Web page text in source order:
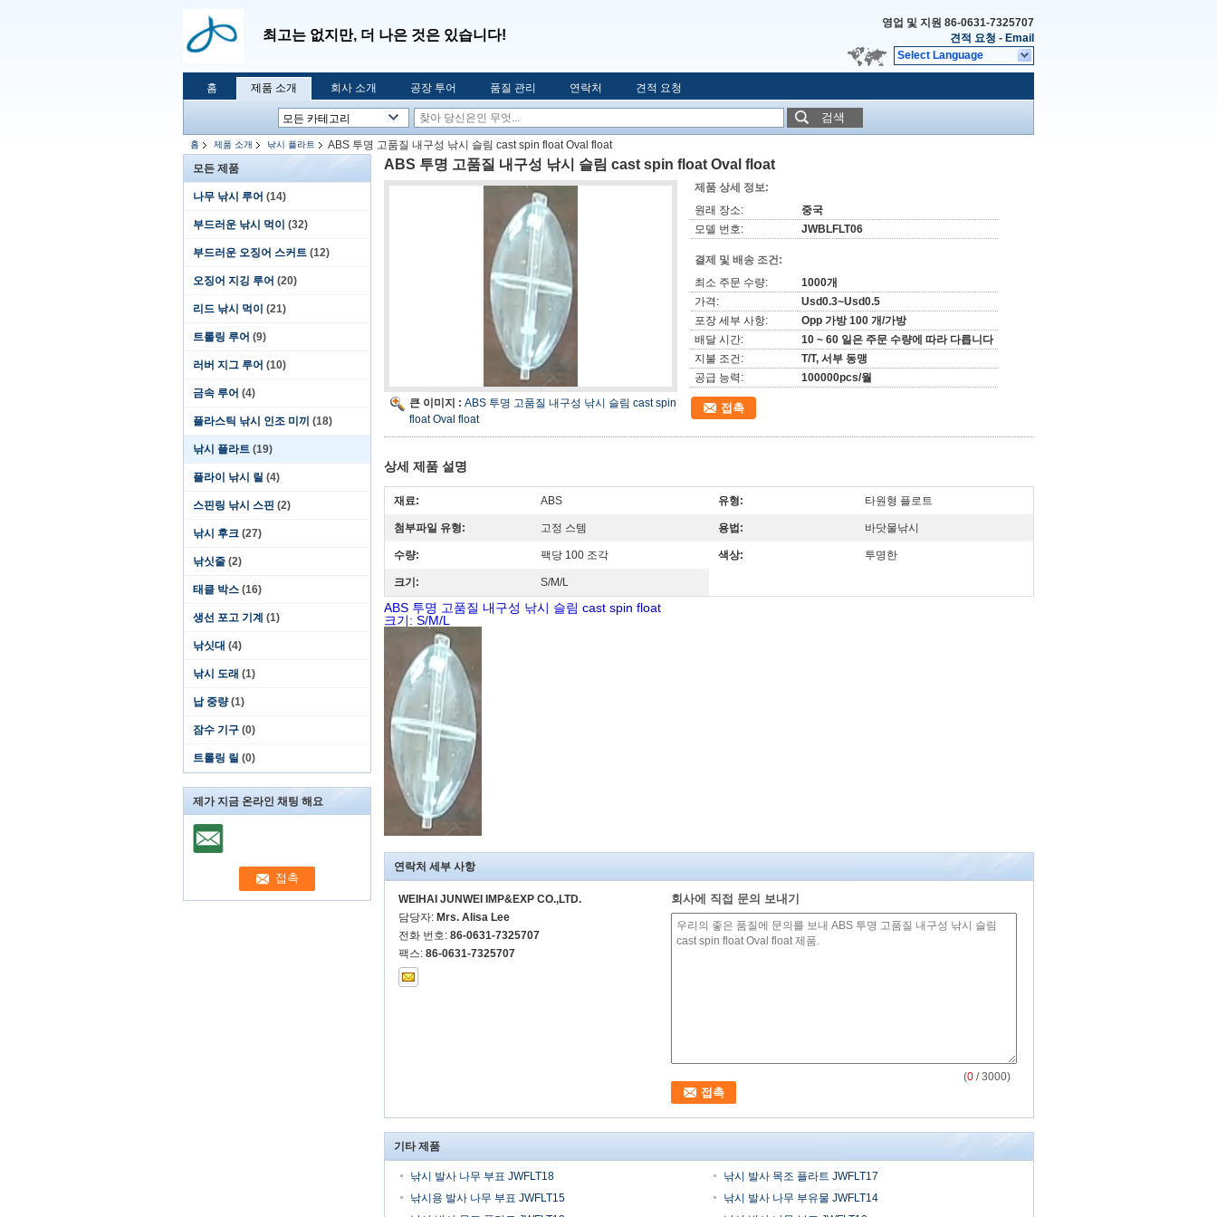
최고는 없지만, 더 나은 것은 있습니다!
영업 및 지원 86-0631-7325707
견적 요청 - Email
Select Language
홈 제품 소개 회사 소개 공장 투어 품질 관리 연락처 견적 요청
검색
홈 제품 소개 낚시 플라트
ABS 투명 고품질 내구성 낚시 슬림 cast spin float Oval float
모든 제품
나무 낚시 루어 (14)
부드러운 낚시 먹이 (32)
부드러운 오징어 스커트 (12)
오징어 지깅 루어 (20)
리드 낚시 먹이 (21)
트롤링 루어 (9)
러버 지그 루어 (10)
금속 루어 (4)
플라스틱 낚시 인조 미끼 (18)
낚시 플라트 (19)
플라이 낚시 릴 (4)
스핀링 낚시 스핀 (2)
낚시 후크 (27)
낚싯줄 (2)
태클 박스 (16)
생선 포고 기계 (1)
낚싯대 (4)
낚시 도래 (1)
납 중량 (1)
잠수 기구 (0)
트롤링 릴 (0)
제가 지금 온라인 채팅 해요
ABS 투명 고품질 내구성 낚시 슬림 cast spin float Oval float
큰 이미지 : ABS 투명 고품질 내구성 낚시 슬림 cast spin
float Oval float
제품 상세 정보:
원래 장소:
중국
모델 번호:
JWBLFLT06
결제 및 배송 조건:
최소 주문 수량:
1000개
가격:
Usd0.3~Usd0.5
포장 세부 사항:
Opp 가방 100 개/가방
배달 시간:
10 ~ 60 일은 주문 수량에 따라 다릅니다
지불 조건:
T/T, 서부 동맹
공급 능력:
100000pcs/월
접촉
상세 제품 설명
재료: ABS 유형: 타원형 플로트
첨부파일 유형: 고정 스템 용법: 바닷물낚시
수량: 팩당 100 조각 색상: 투명한
크기: S/M/L
ABS 투명 고품질 내구성 낚시 슬림 cast spin float
크기: S/M/L
연락처 세부 사항
WEIHAI JUNWEI IMP&EXP CO.,LTD.
담당자: Mrs. Alisa Lee
전화 번호: 86-0631-7325707
팩스: 86-0631-7325707
회사에 직접 문의 보내기
(0 / 3000)
기타 제품
낚시 발사 나무 부표 JWFLT18
낚시 발사 목조 플라트 JWFLT17
낚시용 발사 나무 부표 JWFLT15
낚시 발사 나무 부유물 JWFLT14